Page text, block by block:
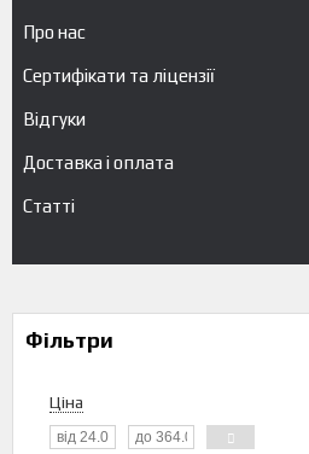
Про нас
Сертифікати та ліцензії
Відгуки
Доставка і оплата
Статті
Фільтри
Ціна